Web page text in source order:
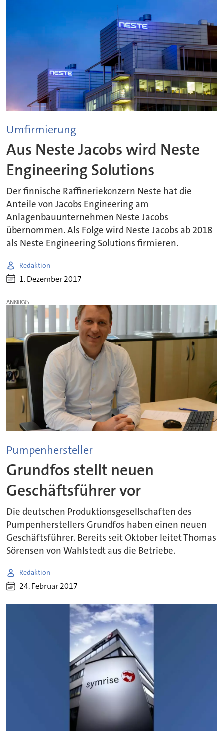
Umfirmierung
Aus Neste Jacobs wird Neste
Engineering Solutions
Der finnische Raffineriekonzern Neste hat die
Anteile von Jacobs Engineering am
Anlagenbauunternehmen Neste Jacobs
übernommen. Als Folge wird Neste Jacobs ab 2018
als Neste Engineering Solutions firmieren.
Redaktion
1. Dezember 2017
ANZEIGE
Pumpenhersteller
Grundfos stellt neuen
Geschäftsführer vor
Die deutschen Produktionsgesellschaften des
Pumpenherstellers Grundfos haben einen neuen
Geschäftsführer. Bereits seit Oktober leitet Thomas
Sörensen von Wahlstedt aus die Betriebe.
Redaktion
24. Februar 2017